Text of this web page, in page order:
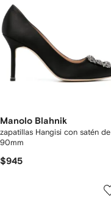
Manolo Blahnik
zapatillas Hangisi con satén de
90mm
$945